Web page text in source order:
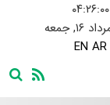
۰۴:۲۶:۰۱
EN AR